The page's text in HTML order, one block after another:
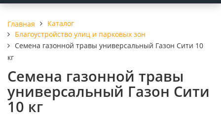
Главная
Каталог
Благоустройство улиц и парковых зон
Семена газонной травы универсальный Газон Сити 10
кг
Семена газонной травы
универсальный Газон Сити
10 кг